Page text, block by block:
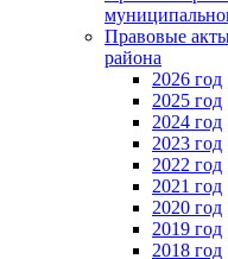
Правовые
района
2026 год
2025 год
2024 год
2023 год
2022 год
2021 год
2020 год
2019 год
2018 год